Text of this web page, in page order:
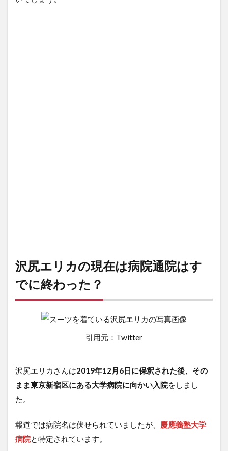
沢尻エリカの現在は病院通院はす
でに終わった？
引用元：Twitter
沢尻エリカさんは2019年12月6日に保釈された後、その
まま東京新宿区にある大学病院に向かい入院をしまし
た。
報道では病院名は伏せられていましたが、 慶應義塾大学
病院と特定されています。